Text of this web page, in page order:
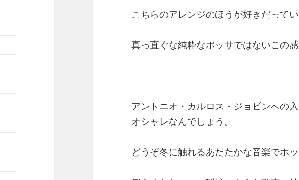
こちらのアレンジのほうが好きだって
真っ直ぐな純粋なボッサではないこの
アントニオ・カルロス・ジョビンへの
オシャレなんでしょう。
どうぞ冬に触れるあたたかな音楽でホッ